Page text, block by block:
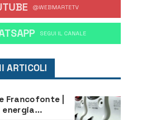
@WEBMARTETV
‎SEGUI IL CANALE
ARTICOLI
Francofonte |